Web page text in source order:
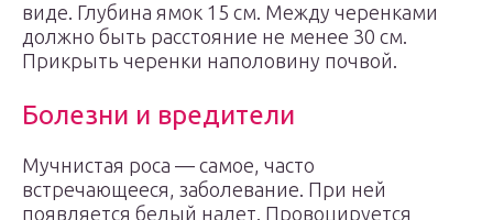
виде. Глубина ямок 15 см. Между черенками
должно быть расстояние не менее 30 см.
Прикрыть черенки наполовину почвой.
Болезни и вредители
Мучнистая роса — самое, часто
встречающееся, заболевание. При ней
появляется белый налет. Провоцируется